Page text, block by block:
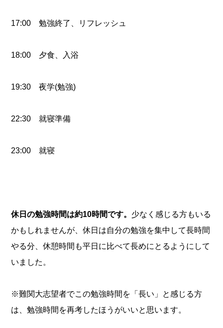
17:00 勉強終了、リフレッシュ
18:00 夕食、入浴
19:30 夜学(勉強)
22:30 就寝準備
23:00 就寝
休日の勉強時間は約10時間です。 少なく感じる方もいる
かもしれませんが、休日は自分の勉強を集中して長時間
やる分、休憩時間も平日に比べて長めにとるようにして
いました。
※難関大志望者でこの勉強時間を「長い」と感じる方
は、勉強時間を再考したほうがいいと思います。